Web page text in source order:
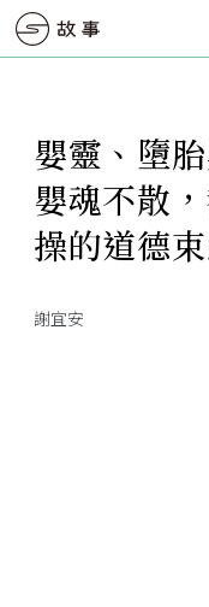
嬰靈、墮
嬰魂不散
操的道德
謝宜安